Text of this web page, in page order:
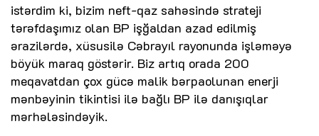
istərdim ki, bizim neft-qaz sahəsində strateji
tərəfdaşımız olan BP işğaldan azad edilmiş
ərazilərdə, xüsusilə Cəbrayıl rayonunda işləməyə
böyük maraq göstərir. Biz artıq orada 200
meqavatdan çox gücə malik bərpaolunan enerji
mənbəyinin tikintisi ilə bağlı BP ilə danışıqlar
mərhələsindəyik.